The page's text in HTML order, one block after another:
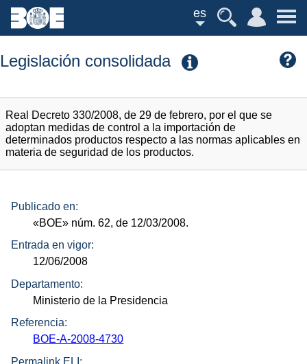
es
Legislación consolidada
Real Decreto 330/2008, de 29 de febrero, por el que se
adoptan medidas de control a la importación de
determinados productos respecto a las normas aplicables en
materia de seguridad de los productos.
Publicado en:
«BOE» núm. 62, de 12/03/2008.
Entrada en vigor:
12/06/2008
Departamento:
Ministerio de la Presidencia
Referencia:
BOE-A-2008-4730
Permalink ELI: